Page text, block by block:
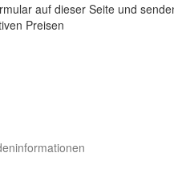
auf dieser Seite und
Preisen